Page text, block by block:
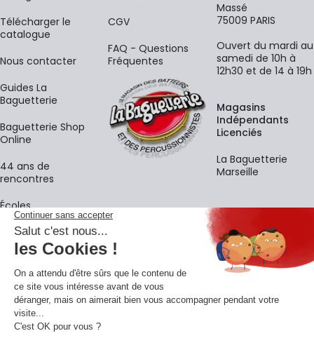
​Télécharger le
catalogue
Nous contacter
Guides La
Baguetterie
Baguetterie Shop
Online
44 ans de
rencontres
Écoles
CGV
FAQ - Questions
Fréquentes
Massé
75009 PARIS
Ouvert du mardi au
samedi de 10h à
12h30 et de 14 à 19h
Magasins
Indépendants
Licenciés
La Baguetterie
Marseille
La newsletter
Adresse e-mail
En vous inscrivant à notre newsletter, vous acceptez notre
confidentialité.
Retrouvons-nous sur